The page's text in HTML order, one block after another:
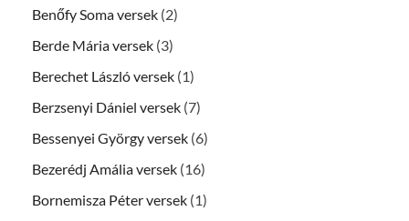
Benőfy Soma versek (2)
Berde Mária versek (3)
Berechet László versek (1)
Berzsenyi Dániel versek (7)
Bessenyei György versek (6)
Bezerédj Amália versek (16)
Bornemisza Péter versek (1)